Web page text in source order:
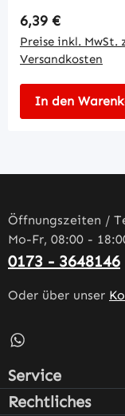
Regulärer Preis:
6,39 €
Preise inkl. MwSt.
Versandkosten
In den
Öffnungszeiten /
Mo-Fr, 08:00 -
0173 - 3648146
Oder über unser
Schreib uns auf
Service
Rechtliches